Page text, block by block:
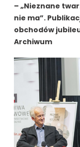
– „Nieznane
nie ma”.
obchodów
Archiwum